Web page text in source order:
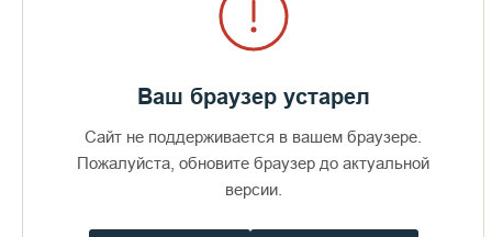
Ваш браузер устарел
Сайт не поддерживается в вашем браузере.
Пожалуйста, обновите браузер до актуальной
версии.